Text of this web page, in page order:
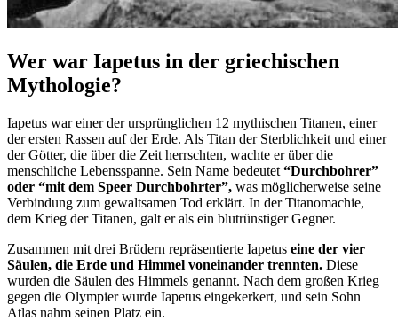
Wer war Iapetus in der griechischen
Mythologie?
Iapetus war einer der ursprünglichen 12 mythischen Titanen, einer
der ersten Rassen auf der Erde. Als Titan der Sterblichkeit und einer
der Götter, die über die Zeit herrschten, wachte er über die
menschliche Lebensspanne. Sein Name bedeutet “Durchbohrer”
oder “mit dem Speer Durchbohrter”, was möglicherweise seine
Verbindung zum gewaltsamen Tod erklärt. In der Titanomachie,
dem Krieg der Titanen, galt er als ein blutrünstiger Gegner.
Zusammen mit drei Brüdern repräsentierte Iapetus eine der vier
Säulen, die Erde und Himmel voneinander trennten. Diese
wurden die Säulen des Himmels genannt. Nach dem großen Krieg
gegen die Olympier wurde Iapetus eingekerkert, und sein Sohn
Atlas nahm seinen Platz ein.